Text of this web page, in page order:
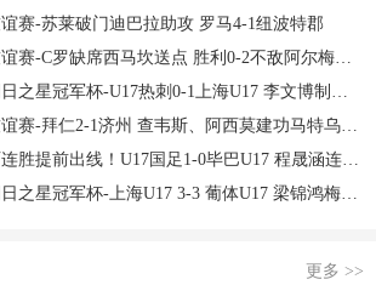
赛-苏莱破门迪巴拉助攻 罗马4-1纽波特郡
赛-C罗缺席西马坎送点 胜利0-2不敌阿尔梅里亚
之星冠军杯-U17热刺0-1上海U17 李文博制胜球
仁2-1济州 查韦斯、阿西莫建功马特乌斯彩虹过人送助攻
前出线！U17国足1-0毕巴U17 程晟涵连场破门赵松源中楣
之星冠军杯-上海U17 3-3 葡体U17 梁锦鸿梅开二度
更多 >>